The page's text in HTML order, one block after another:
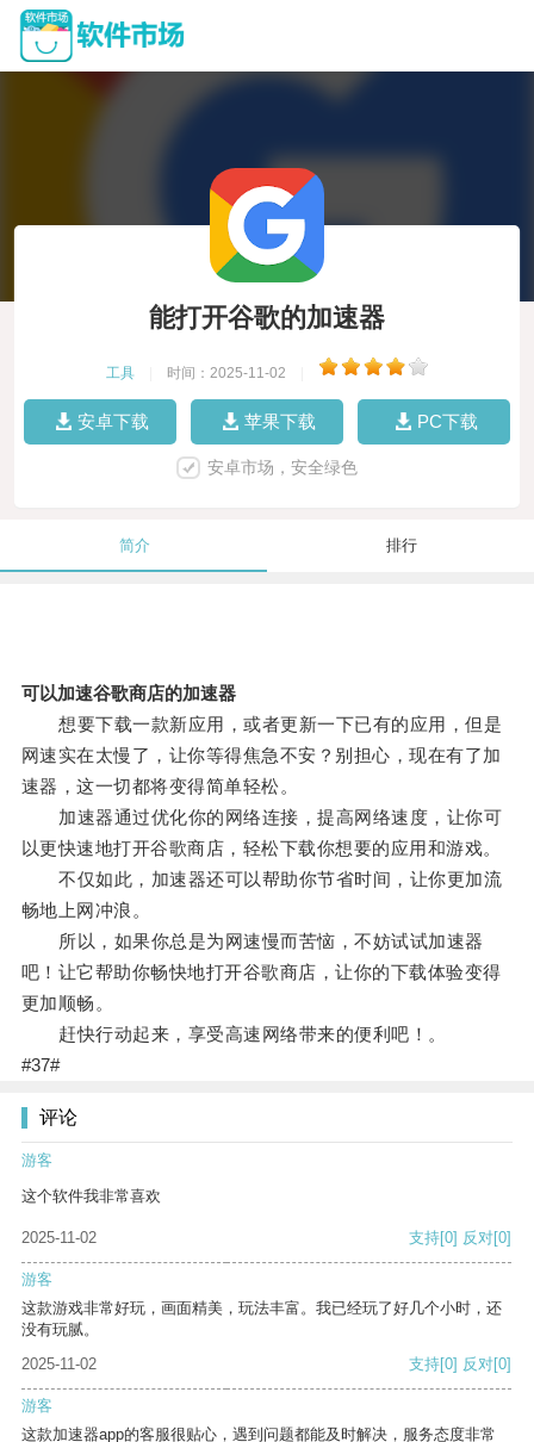
能打开谷歌的加速器
工具 时间：2025-11-02
安卓下载 苹果下载 PC下载
安卓市场，安全绿色
简介 排行
可以加速谷歌商店的加速器
想要下载一款新应用，或者更新一下已有的应用，但是
网速实在太慢了，让你等得焦急不安？别担心，现在有了加
速器，这一切都将变得简单轻松。
加速器通过优化你的网络连接，提高网络速度，让你可
以更快速地打开谷歌商店，轻松下载你想要的应用和游戏。
不仅如此，加速器还可以帮助你节省时间，让你更加流
畅地上网冲浪。
所以，如果你总是为网速慢而苦恼，不妨试试加速器
吧！让它帮助你畅快地打开谷歌商店，让你的下载体验变得
更加顺畅。
赶快行动起来，享受高速网络带来的便利吧！。
#37#
评论
游客
这个软件我非常喜欢
2025-11-02 支持[0] 反对[0]
游客
这款游戏非常好玩，画面精美，玩法丰富。我已经玩了好几个小时，还
没有玩腻。
2025-11-02
支持[0] 反对[0]
游客
这款加速器app的客服很贴心，遇到问题都能及时解决，服务态度非常